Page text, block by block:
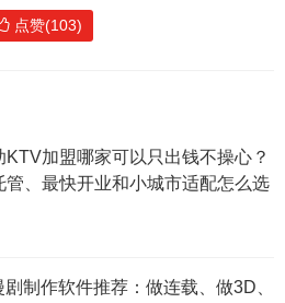
点赞(103)
KTV加盟哪家可以只出钱不操心？
管、最快开业和小城市适配怎么选
剧制作软件推荐：做连载、做3D、